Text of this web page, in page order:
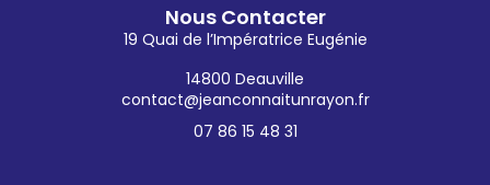
Nous Contacter
19 Quai de l’Impératrice Eugénie
14800 Deauville
contact@jeanconnaitunrayon.fr
07 86 15 48 31